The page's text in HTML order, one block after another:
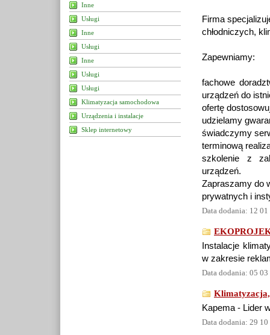
Inne
Usługi
Inne
Usługi
Inne
Usługi
Usługi
Klimatyzacja samochodowa
Urządzenia i instalacje
Sklep internetowy
Firma
chłodniczych,
Zapewniamy:
fachowe
urządzeń do
ofertę
udzielamy
świadczymy
terminową
szkolenie z
urządzeń.
Zapraszamy do
prywatnych i
Data dodania: 12
Instalacje
w zakresie
Data dodania: 05
Klimatyzacja,
Kapema - Lider
Data dodania: 29